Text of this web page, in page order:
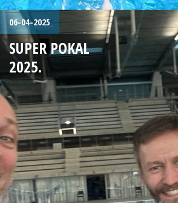
06-04-2025
SUPER POKAL
2025.